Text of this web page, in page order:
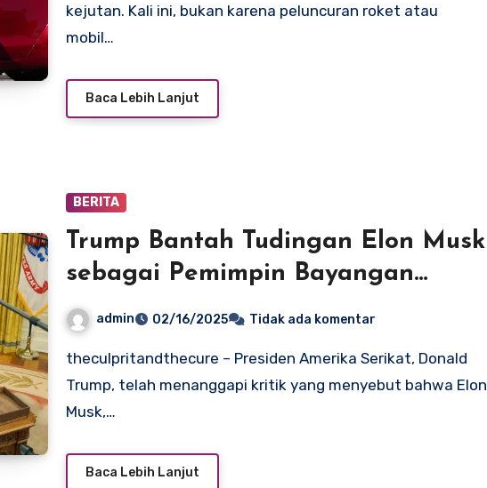
kejutan. Kali ini, bukan karena peluncuran roket atau
mobil…
Baca Lebih Lanjut
BERITA
Trump Bantah Tudingan Elon Musk
sebagai Pemimpin Bayangan
Pemerintahannya
admin 02/16/2025 Tidak ada komentar
theculpritandthecure – Presiden Amerika Serikat, Donald
Trump, telah menanggapi kritik yang menyebut bahwa Elon
Musk,…
Baca Lebih Lanjut